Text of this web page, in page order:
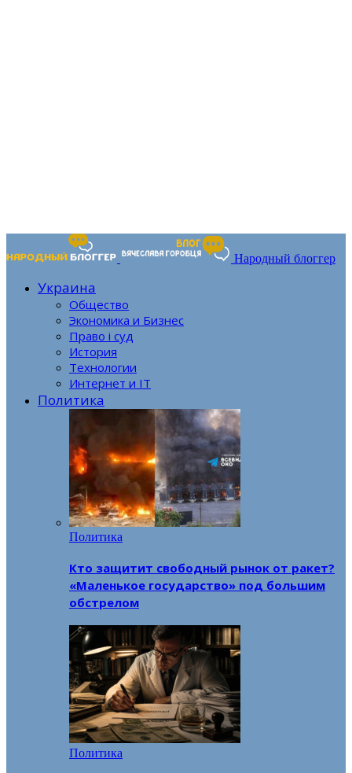
Народный блоггер
Украина
Общество
Экономика и Бизнес
Право і суд
История
Технологии
Интернет и IT
Политика
Политика
Кто защитит свободный рынок от ракет?
«Маленькое государство» под большим
обстрелом
Политика